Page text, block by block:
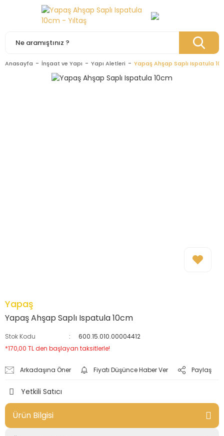
Anasayfa İnşaat ve Yapı Yapı Aletleri Yapaş Ahşap Saplı Ispatula
Yapaş
Yapaş Ahşap Saplı Ispatula 10cm
Stok Kodu
600.15.010.00004412
*170,00 TL den başlayan taksitlerle!
Arkadaşına Öner Fiyatı Düşünce Haber Ver Paylaş
Yetkili Satıcı
Ürün Bilgisi